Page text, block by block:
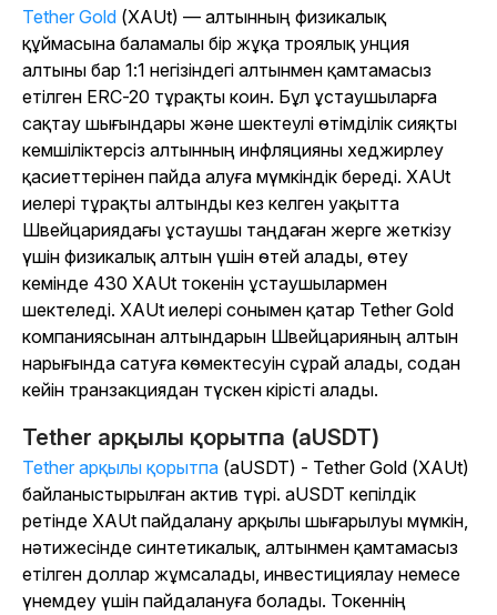
Tether Gold (XAUt) — алтынның физикалық
құймасына баламалы бір жұқа троялық унция
алтыны бар 1:1 негізіндегі алтынмен қамтамасыз
етілген ERC-20 тұрақты коин. Бұл ұстаушыларға
сақтау шығындары және шектеулі өтімділік сияқты
кемшіліктерсіз алтынның инфляцияны хеджирлеу
қасиеттерінен пайда алуға мүмкіндік береді. XAUt
иелері тұрақты алтынды кез келген уақытта
Швейцариядағы ұстаушы таңдаған жерге жеткізу
үшін физикалық алтын үшін өтей алады, өтеу
кемінде 430 XAUt токенін ұстаушылармен
шектеледі. XAUt иелері сонымен қатар Tether Gold
компаниясынан алтындарын Швейцарияның алтын
нарығында сатуға көмектесуін сұрай алады, содан
кейін транзакциядан түскен кірісті алады.
Tether арқылы қорытпа (aUSDT)
Tether арқылы қорытпа (aUSDT) - Tether Gold (XAUt)
байланыстырылған актив түрі. aUSDT кепілдік
ретінде XAUt пайдалану арқылы шығарылуы мүмкін,
нәтижесінде синтетикалық, алтынмен қамтамасыз
етілген доллар жұмсалады, инвестициялау немесе
үнемдеу үшін пайдалануға болады. Токеннің